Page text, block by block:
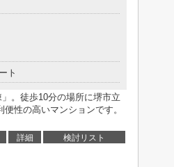
ト
。徒歩10分の場所に堺市立
性の高いマンションです。
詳細 検討リスト